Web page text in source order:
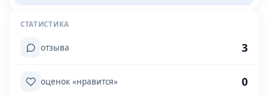
СТАТИСТИКА
отзыва 3
оценок «нравится» 0